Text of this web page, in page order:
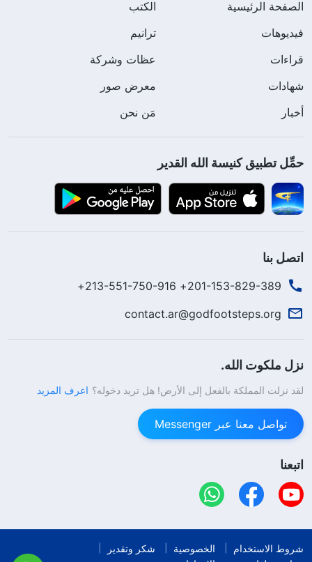
الصفحة الرئيسية
الكتب
فيديوهات
ترانيم
قراءات
عظات وشركة
شهادات
معرض صور
أخبار
مَن نحن
حمِّل تطبيق كنيسة الله القدير
اتصل بنا
201-153-829-389+ 213-551-750-916+
contact.ar@godfootsteps.org
نزل ملكوت الله.
لقد نزلت المملكة بالفعل إلى الأرض! هل تريد دخوله؟ اعرف المزيد
تواصل معنا عبر Messenger
اتبعنا
شروط الاستخدام الخصوصية
شكر وتقدير